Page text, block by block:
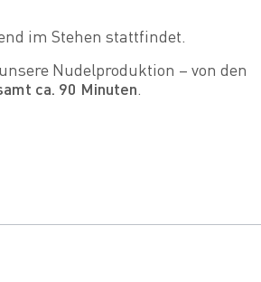
im Stehen stattfindet.
Nudelproduktion – von den
ca. 90 Minuten.